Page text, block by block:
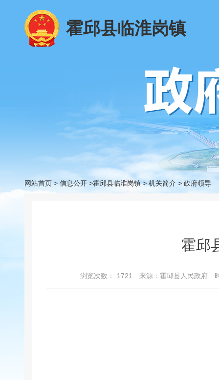
霍邱县临淮岗镇
网站首页 > 信息公开 >霍邱县临淮岗镇> 机关简介 > 政府领导
霍邱
浏览次数： 1721 来源：霍邱县人民政府